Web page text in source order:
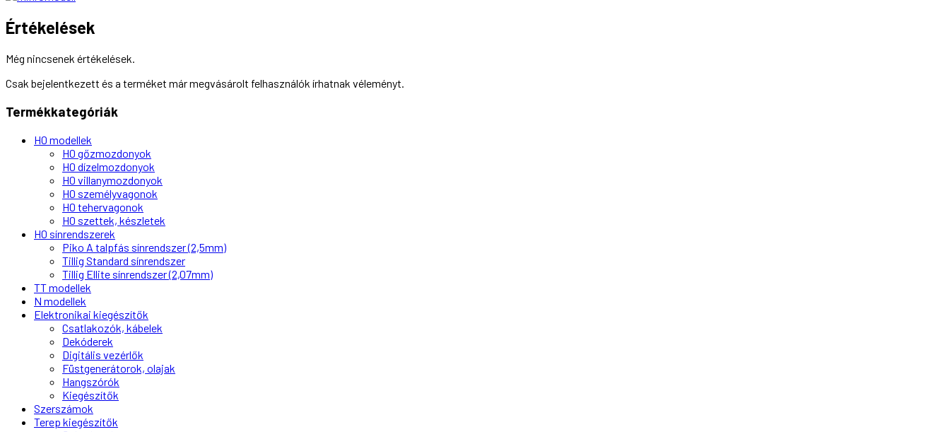
Értékelések
Még nincsenek értékelések.
Csak bejelentkezett és a terméket már megvásárolt felhasználók írhatnak véleményt.
Termékkategóriák
H0 modellek
H0 gőzmozdonyok
H0 dízelmozdonyok
H0 villanymozdonyok
H0 személyvagonok
H0 tehervagonok
H0 szettek, készletek
H0 sínrendszerek
Piko A talpfás sínrendszer (2,5mm)
Tillig Standard sínrendszer
Tillig Ellite sínrendszer (2,07mm)
TT modellek
N modellek
Elektronikai kiegészítők
Csatlakozók, kábelek
Dekóderek
Digitális vezérlők
Füstgenerátorok, olajak
Hangszórók
Kiegészítők
Szerszámok
Terep kiegészítők